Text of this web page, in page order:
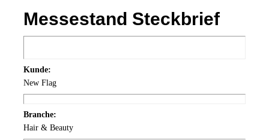
Messestand Steckbrief
Kunde:
New Flag
Branche:
Hair & Beauty